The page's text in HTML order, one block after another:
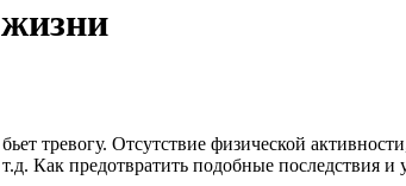
тревогу. Отсутствие физической
Как предотвратить подобные последствия